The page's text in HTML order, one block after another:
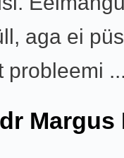
aga ei
probleemi
Margus